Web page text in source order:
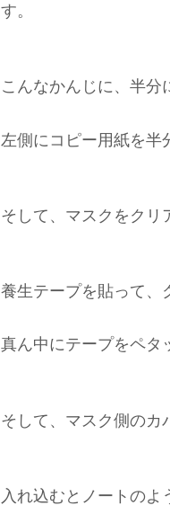
す。
こんなかんじに、半分
左側にコピー用紙を半
そして、マスクをクリ
養生テープを貼って、
真ん中にテープをペタ
そして、マスク側のカ
入れ込むとノートのよ